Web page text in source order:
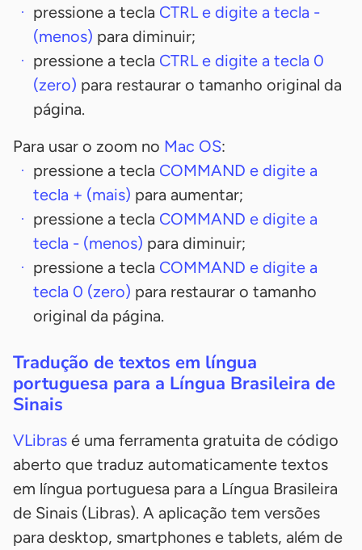
pressione a tecla CTRL e digite a tecla -
(menos) para diminuir;
pressione a tecla CTRL e digite a tecla 0
(zero) para restaurar o tamanho original da
página.
Para usar o zoom no Mac OS:
pressione a tecla COMMAND e digite a
tecla + (mais) para aumentar;
pressione a tecla COMMAND e digite a
tecla - (menos) para diminuir;
pressione a tecla COMMAND e digite a
tecla 0 (zero) para restaurar o tamanho
original da página.
Tradução de textos em língua
portuguesa para a Língua Brasileira de
Sinais
VLibras é uma ferramenta gratuita de código
aberto que traduz automaticamente textos
em língua portuguesa para a Língua Brasileira
de Sinais (Libras). A aplicação tem versões
para desktop, smartphones e tablets, além de